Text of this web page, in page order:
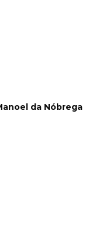
da Nóbrega